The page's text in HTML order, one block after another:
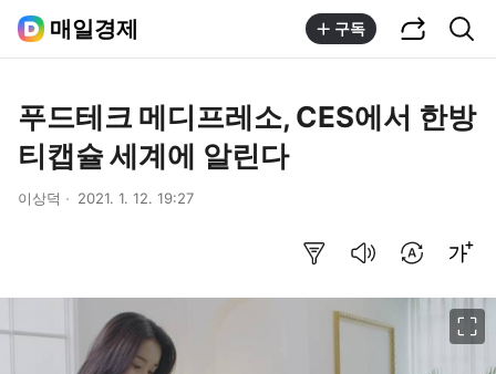
매일경제 구독
푸드테크 메디프레소, CES에서 한방
티캡슐 세계에 알린다
이상덕 2021. 1. 12. 19:27